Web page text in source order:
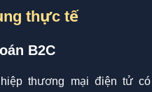
thực tế
B2C
thương mại điện tử